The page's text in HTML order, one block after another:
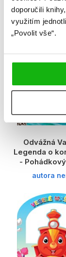
doporučili
využitím
„Povolit vše“.
Odvážná
Legenda o
-
autora